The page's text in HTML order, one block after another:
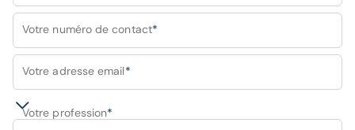
Votre numéro de contact*
Votre adresse email*
Votre profession*